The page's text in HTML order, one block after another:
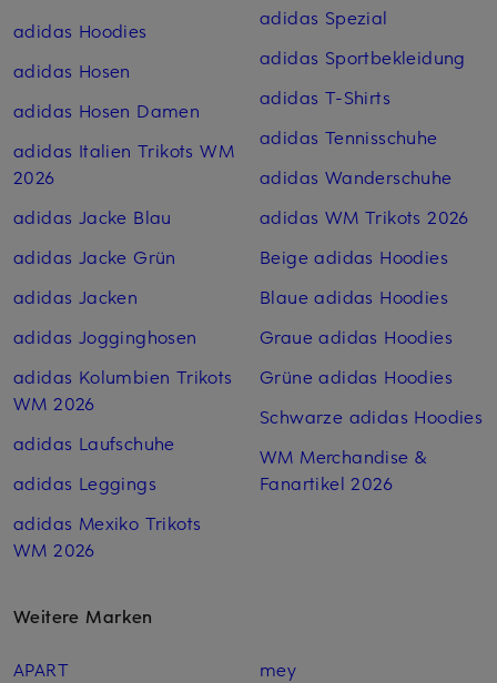
adidas Hoodies
adidas Hosen
adidas Hosen Damen
adidas Italien Trikots WM
2026
adidas Jacke Blau
adidas Jacke Grün
adidas Jacken
adidas Jogginghosen
adidas Kolumbien Trikots
WM 2026
adidas Laufschuhe
adidas Leggings
adidas Mexiko Trikots
WM 2026
adidas Spezial
adidas Sportbekleidung
adidas T-Shirts
adidas Tennisschuhe
adidas Wanderschuhe
adidas WM Trikots 2026
Beige adidas Hoodies
Blaue adidas Hoodies
Graue adidas Hoodies
Grüne adidas Hoodies
Schwarze adidas Hoodies
WM Merchandise &
Fanartikel 2026
Weitere Marken
APART
mey